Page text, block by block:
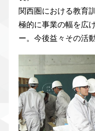
関西圏における教育
極的に事業の幅を広
ー。今後益々その活